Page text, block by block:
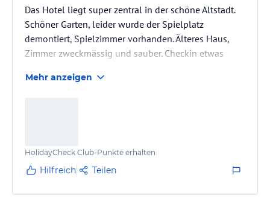
Das Hotel liegt super zentral in der schöne Altstadt.
Schöner Garten, leider wurde der Spielplatz
demontiert, Spielzimmer vorhanden. Älteres Haus,
Zimmer zweckmässig und sauber. Checkin etwas
Mehr anzeigen
HolidayCheck Club-Punkte erhalten
Hilfreich Teilen